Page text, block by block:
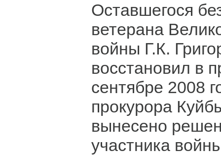
Оставшегося
ветерана
войны Г.К.
восстановил в
сентябре 2008
прокурора
вынесено
участника